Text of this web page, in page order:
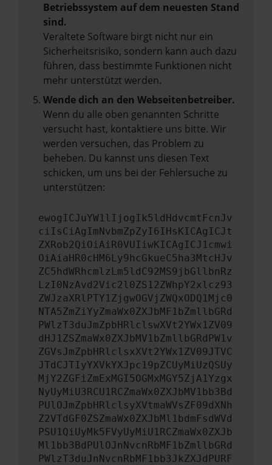
Betriebssystem auf dem neuesten Stand
sind.
Veraltete Software birgt nicht nur ein
Sicherheitsrisiko, sondern kann auch dazu
führen, dass bestimmte Funktionen nicht
mehr unterstützt werden.
Wende dich an den Webseitenbetreiber.
Wenn du alle oben genannten Schritte
versucht hast, kontaktiere uns bitte. Wir
werden versuchen, das Problem zu
beheben. Du kannst uns diesen Text
schicken, um uns bei der Fehlersuche zu
unterstützen:
ewogICJuYW1lIjogIk5ldHdvcmtFcnJv
ciIsCiAgImNvbmZpZyI6IHsKICAgICJt
ZXRob2QiOiAiR0VUIiwKICAgICJ1cmwi
OiAiaHR0cHM6Ly9hcGkueC5ha3MtcHJv
ZC5hdWRhcmlzLm5ldC92MS9jbGllbnRz
LzI0NzAvd2Vic2l0ZS12ZWhpY2xlcz93
ZWJzaXRlPTY1ZjgwOGVjZWQxODQ1Mjc0
NTA5ZmZiYyZmaWx0ZXJbMF1bZmllbGRd
PWlzT3duJmZpbHRlclswXVt2YWx1ZV09
dHJ1ZSZmaWx0ZXJbMV1bZmllbGRdPW1v
ZGVsJmZpbHRlclsxXVt2YWx1ZV09JTVC
JTdCJTIyYXVkYXJpc19pZCUyMiUzQSUy
MjY2ZGFiZmExMGI5OGMxMGY5ZjA1Yzgx
NyUyMiU3RCU1RCZmaWx0ZXJbMV1bb3Bd
PUlOJmZpbHRlclsyXVtmaWVsZF09dXNh
Z2VTdGF0ZSZmaWx0ZXJbMl1bdmFsdWVd
PSU1QiUyMk5FVyUyMiU1RCZmaWx0ZXJb
Ml1bb3BdPUlOJnNvcnRbMF1bZmllbGRd
PWlzT3duJnNvcnRbMF1bb3JkZXJdPURF